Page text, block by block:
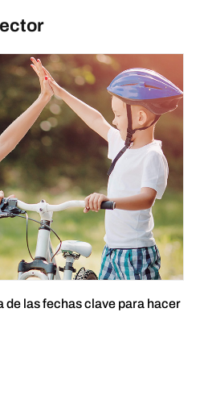
de las fechas clave para hacer